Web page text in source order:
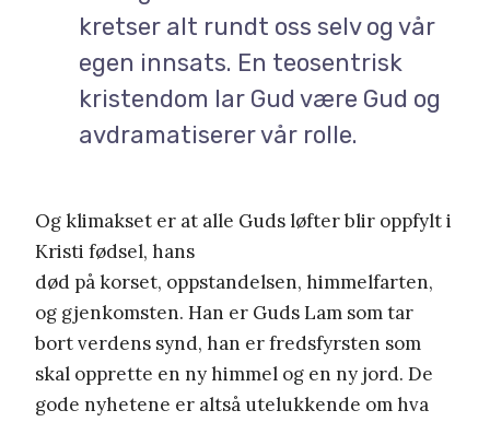
kretser alt rundt oss selv og vår
egen innsats. En teosentrisk
kristendom lar Gud være Gud og
avdramatiserer vår rolle.
Og klimakset er at alle Guds løfter blir oppfylt i
Kristi fødsel, hans
død på korset, oppstandelsen, himmelfarten,
og gjenkomsten. Han er Guds Lam som tar
bort verdens synd, han er fredsfyrsten som
skal opprette en ny himmel og en ny jord. De
gode nyhetene er altså utelukkende om hva